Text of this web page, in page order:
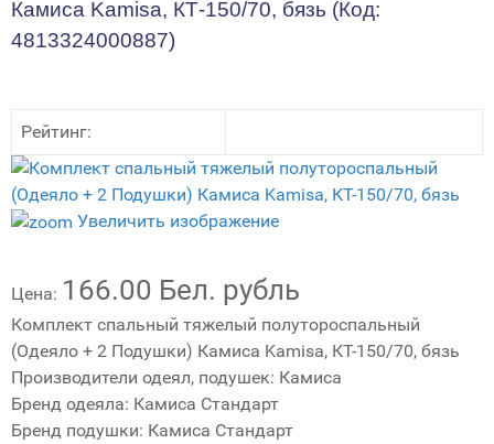
Камиса Kamisa, КТ-150/70, бязь (Код:
4813324000887)
Рейтинг:
Увеличить изображение
Цена: 166.00 Бел. рубль
Комплект спальный тяжелый полутороспальный
(Одеяло + 2 Подушки) Камиса Kamisa, КТ-150/70, бязь
Производители одеял, подушек: Камиса
Бренд одеяла: Камиса Стандарт
Бренд подушки: Камиса Стандарт